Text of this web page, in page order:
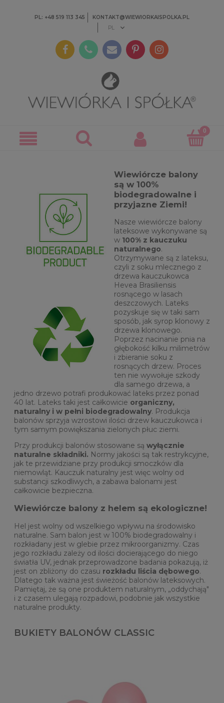
PL: +48 519 113 345 KONTAKT@WIEWIORKAISPOLKA.PL
Wiewiórcze balony
są w 100%
biodegradowalne i
przyjazne Ziemi!
Nasze wiewiórcze balony
lateksowe wykonywane są
w 100% z kauczuku
naturalnego.
Otrzymywane są z lateksu,
czyli z soku mlecznego z
drzewa kauczukowca
Hevea Brasiliensis
rosnącego w lasach
deszczowych. Lateks
pozyskuje się w taki sam
sposób, jak syrop klonowy z
drzewa klonowego.
Poprzez nacinanie pnia na
głębokość kilku milimetrów
i zbieranie soku z
rosnących drzew. Proces
ten nie wywołuje szkody
dla samego drzewa, a
jedno drzewo potrafi produkować lateks przez ponad
40 lat. Lateks taki jest całkowicie organiczny,
naturalny i w pełni biodegradowalny. Produkcja
balonów sprzyja wzrostowi ilości drzew kauczukowca i
tym samym powiększania zielonych płuc ziemi.
Przy produkcji balonów stosowane są wyłącznie
naturalne składniki. Normy jakości są tak restrykcyjne,
jak te przewidziane przy produkcji smoczków dla
niemowląt. Kauczuk naturalny jest więc wolny od
substancji szkodliwych, a zabawa balonami jest
całkowicie bezpieczna.
Wiewiórcze balony z helem są ekologiczne!
Hel jest wolny od wszelkiego wpływu na środowisko
naturalne. Sam balon jest w 100% biodegradowalny i
rozkładany jest w glebie przez mikroorganizmy. Czas
jego rozkładu zależy od ilości docierającego do niego
światła UV, jednak przeprowadzone badania pokazują, iż
jest on zbliżony do czasu rozkładu liścia dębowego.
Dlatego tak ważna jest świeżość balonów lateksowych.
Pamiętaj, że są one produktem naturalnym, „oddychają"
i z czasem ulegają rozpadowi, podobnie jak wszystkie
naturalne produkty.
BUKIETY BALONÓW CLASSIC